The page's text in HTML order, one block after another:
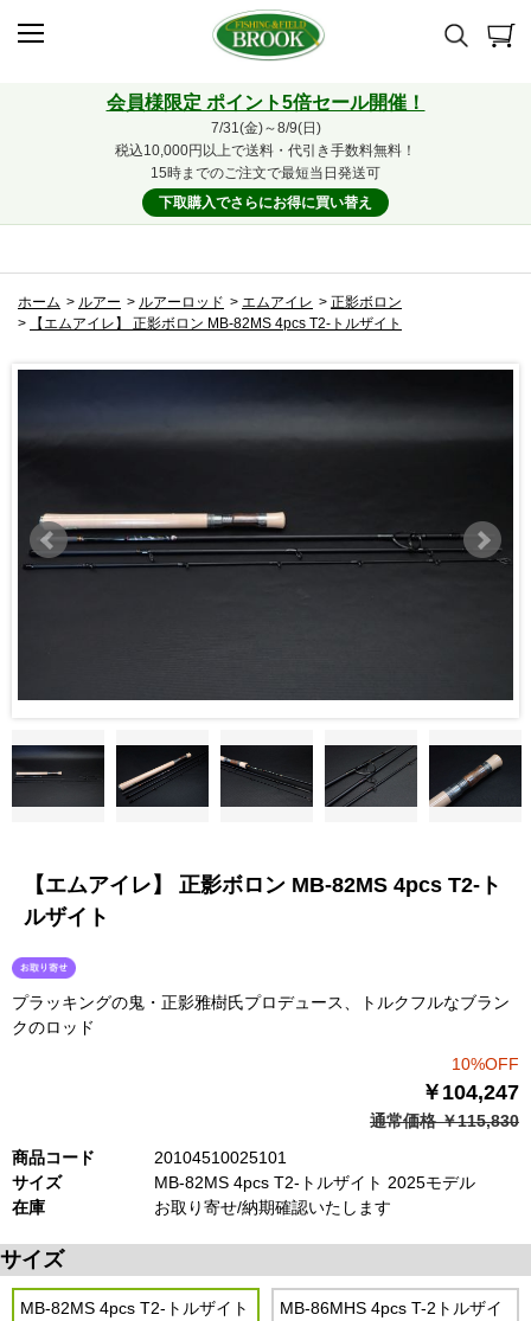
会員様限定 ポイント5倍セール開催！
7/31(金)～8/9(日)
税込10,000円以上で送料・代引き手数料無料！
15時までのご注文で最短当日発送可
下取購入でさらにお得に買い替え
ホーム > ルアー > ルアーロッド > エムアイレ > 正影ボロン
>
【エムアイレ】 正影ボロン MB-82MS 4pcs T2-トルザイト
【エムアイレ】 正影ボロン MB-82MS 4pcs T2-ト
ルザイト
プラッキングの鬼・正影雅樹氏プロデュース、トルクフルなブラン
クのロッド
10%OFF
￥104,247
通常価格 ￥115,830
商品コード
20104510025101
サイズ
MB-82MS 4pcs T2-トルザイト 2025モデル
在庫
お取り寄せ/納期確認いたします
サイズ
MB-82MS 4pcs T2-トルザイト
MB-86MHS 4pcs T-2トルザイ